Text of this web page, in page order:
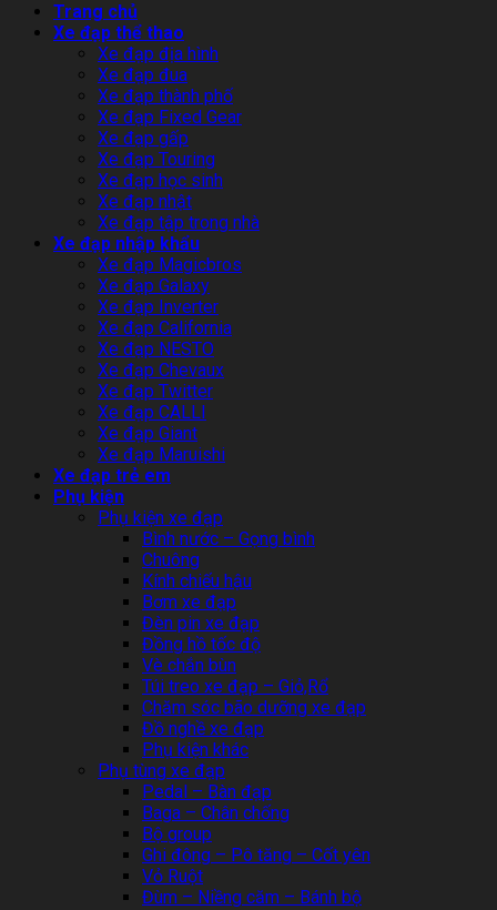
Trang chủ
Xe đạp thể thao
Xe đạp địa hình
Xe đạp đua
Xe đạp thành phố
Xe đạp Fixed Gear
Xe đạp gấp
Xe đạp Touring
Xe đạp học sinh
Xe đạp nhật
Xe đạp tập trong nhà
Xe đạp nhập khẩu
Xe đạp Magicbros
Xe đạp Galaxy
Xe đạp Inverter
Xe đạp California
Xe đạp NESTO
Xe đạp Chevaux
Xe đạp Twitter
Xe đạp CALLI
Xe đạp Giant
Xe đạp Maruishi
Xe đạp trẻ em
Phụ kiện
Phụ kiện xe đạp
Bình nước – Gọng bình
Chuông
Kính chiếu hậu
Bơm xe đạp
Đèn pin xe đạp
Đồng hồ tốc độ
Vè chắn bùn
Túi treo xe đạp – Giỏ,Rổ
Chăm sóc bão dưỡng xe đạp
Đồ nghề xe đạp
Phụ kiện khác
Phụ tùng xe đạp
Pedal – Bàn đạp
Baga – Chân chống
Bộ group
Ghi đông – Pô tăng – Cốt yên
Vỏ Ruột
Đùm – Niềng căm – Bánh bộ